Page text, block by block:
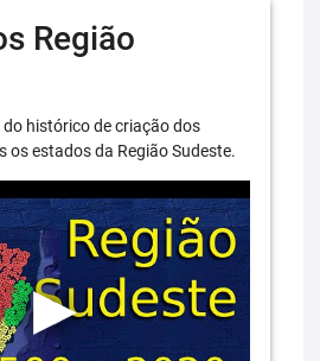
Região
histórico de criação dos
os estados da Região Sudeste.